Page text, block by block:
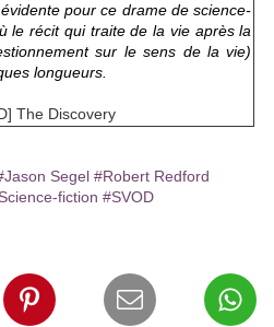
pour ce drame de science-
le récit qui traite de la vie après la
sur le sens de la vie)
longueurs.
Segel #Robert Redford
fiction #SVOD